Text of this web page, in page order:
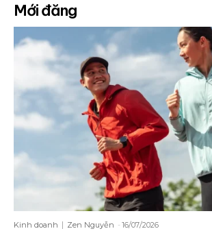
Mới đăng
Kinh doanh Zen Nguyễn - 16/07/2026